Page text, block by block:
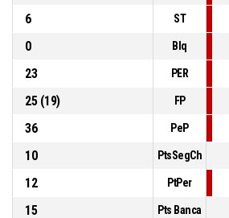
6
ST
0
Blq
23
PER
25(19) FP
36
PeP
10
PtsSegCh
12
PtPer
15
Pts Banca